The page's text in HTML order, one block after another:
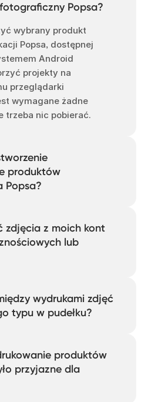
Popsa?
wybrany produkt
Popsa, dostępnej
Android
projekty na
przeglądarki
wymagane żadne
trzeba nic pobierać.
produktów
Popsa?
Popsa
produkt, dodaj
dzięki
układom
sztucznej
zdjęcia z moich kont
lub
Zdjęciach Google
Ci znalezienie
wydrukami zdjęć
typu w pudełku?
w różnych
zdjęciami Popsa to
produktów
przyjazne dla